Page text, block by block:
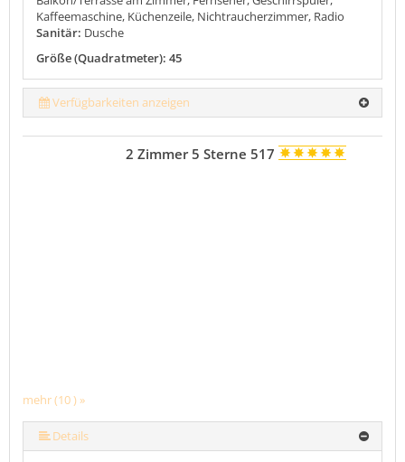
Kaffeemaschine, Küchenzeile, Nichtraucherzimmer, Radio
Sanitär: Dusche
Größe (Quadratmeter): 45
Verfügbarkeiten anzeigen
mehr (10 ) »
mehr (10 ) »
mehr (10 ) »
mehr (10 ) »
mehr (10 ) »
mehr (10 ) »
mehr (10 ) »
2 Zimmer 5 Sterne 517
Details